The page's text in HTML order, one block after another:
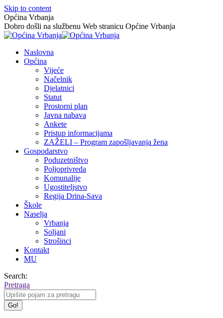
Skip to content
Općina Vrbanja
Dobro došli na službenu Web stranicu Općine Vrbanja
Naslovna
Općina
Vijeće
Načelnik
Djelatnici
Statut
Prostorni plan
Javna nabava
Ankete
Pristup informacijama
ZAŽELI – Program zapošljavanja žena
Gospodarstvo
Poduzetništvo
Poljoprivreda
Komunalije
Ugostiteljstvo
Regija Drina-Sava
Škole
Naselja
Vrbanja
Soljani
Strošinci
Kontakt
MU
Search:
Pretraga